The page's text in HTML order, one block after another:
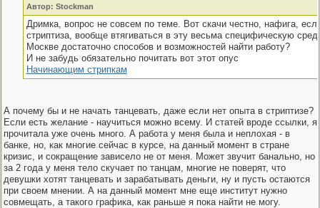
Автор: Stockman
Дримка, вопрос не совсем по теме. Вот скачи честно, нафига,
стриптиза, вообще втягиваться в эту весьма специфическую
Москве достаточно способов и возможностей найти работу?
И не забудь обязательно почитать вот этот опус
Начинающим стрипкам
А почему бы и не начать танцевать, даже если нет опыта в стриптизе?
Если есть желание - научиться можно всему. И статей вроде ссылки, я
прочитала уже очень много. А работа у меня была и неплохая - в
банке, но, как многие сейчас в курсе, на данный момент в стране
кризис, и сокращение зависело не от меня. Может звучит банально, но
за 2 года у меня тело скучает по танцам, многие не поверят, что
девушки хотят танцевать и зарабатывать деньги, ну и пусть остаются
при своем мнении. А на данный момент мне еще институт нужно
совмещать, а такого графика, как раньше я пока найти не могу.